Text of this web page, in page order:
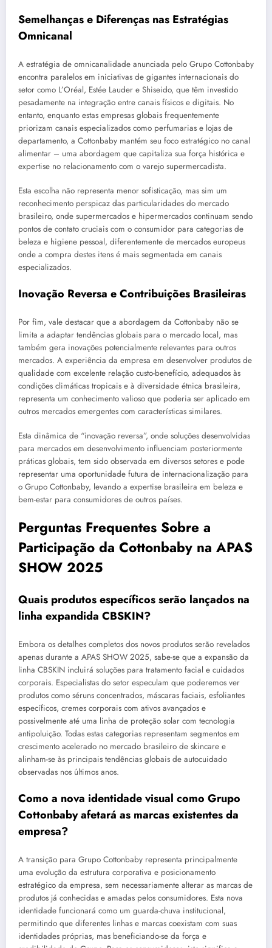
Semelhanças e Diferenças nas Estratégias
Omnicanal
A estratégia de omnicanalidade anunciada pelo Grupo Cottonbaby
encontra paralelos em iniciativas de gigantes internacionais do
setor como L’Oréal, Estée Lauder e Shiseido, que têm investido
pesadamente na integração entre canais físicos e digitais. No
entanto, enquanto estas empresas globais frequentemente
priorizam canais especializados como perfumarias e lojas de
departamento, a Cottonbaby mantém seu foco estratégico no canal
alimentar – uma abordagem que capitaliza sua força histórica e
expertise no relacionamento com o varejo supermercadista.
Esta escolha não representa menor sofisticação, mas sim um
reconhecimento perspicaz das particularidades do mercado
brasileiro, onde supermercados e hipermercados continuam sendo
pontos de contato cruciais com o consumidor para categorias de
beleza e higiene pessoal, diferentemente de mercados europeus
onde a compra destes itens é mais segmentada em canais
especializados.
Inovação Reversa e Contribuições Brasileiras
Por fim, vale destacar que a abordagem da Cottonbaby não se
limita a adaptar tendências globais para o mercado local, mas
também gera inovações potencialmente relevantes para outros
mercados. A experiência da empresa em desenvolver produtos de
qualidade com excelente relação custo-benefício, adequados às
condições climáticas tropicais e à diversidade étnica brasileira,
representa um conhecimento valioso que poderia ser aplicado em
outros mercados emergentes com características similares.
Esta dinâmica de “inovação reversa”, onde soluções desenvolvidas
para mercados em desenvolvimento influenciam posteriormente
práticas globais, tem sido observada em diversos setores e pode
representar uma oportunidade futura de internacionalização para
o Grupo Cottonbaby, levando a expertise brasileira em beleza e
bem-estar para consumidores de outros países.
Perguntas Frequentes Sobre a
Participação da Cottonbaby na APAS
SHOW 2025
Quais produtos específicos serão lançados na
linha expandida CBSKIN?
Embora os detalhes completos dos novos produtos serão revelados
apenas durante a APAS SHOW 2025, sabe-se que a expansão da
linha CBSKIN incluirá soluções para tratamento facial e cuidados
corporais. Especialistas do setor especulam que poderemos ver
produtos como séruns concentrados, máscaras faciais, esfoliantes
específicos, cremes corporais com ativos avançados e
possivelmente até uma linha de proteção solar com tecnologia
antipoluição. Todas estas categorias representam segmentos em
crescimento acelerado no mercado brasileiro de skincare e
alinham-se às principais tendências globais de autocuidado
observadas nos últimos anos.
Como a nova identidade visual como Grupo
Cottonbaby afetará as marcas existentes da
empresa?
A transição para Grupo Cottonbaby representa principalmente
uma evolução da estrutura corporativa e posicionamento
estratégico da empresa, sem necessariamente alterar as marcas de
produtos já conhecidas e amadas pelos consumidores. Esta nova
identidade funcionará como um guarda-chuva institucional,
permitindo que diferentes linhas e marcas coexistam com suas
identidades próprias, mas beneficiando-se da força e